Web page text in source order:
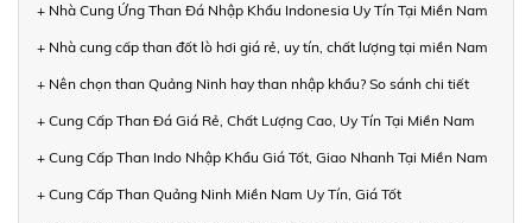
+ Nhà Cung Ứng Than Đá Nhập Khẩu Indonesia Uy Tín Tại Miền Nam
+ Nhà cung cấp than đốt lò hơi giá rẻ, uy tín, chất lượng tại miền Nam
+ Nên chọn than Quảng Ninh hay than nhập khẩu? So sánh chi tiết
+ Cung Cấp Than Đá Giá Rẻ, Chất Lượng Cao, Uy Tín Tại Miền Nam
+ Cung Cấp Than Indo Nhập Khẩu Giá Tốt, Giao Nhanh Tại Miền Nam
+ Cung Cấp Than Quảng Ninh Miền Nam Uy Tín, Giá Tốt